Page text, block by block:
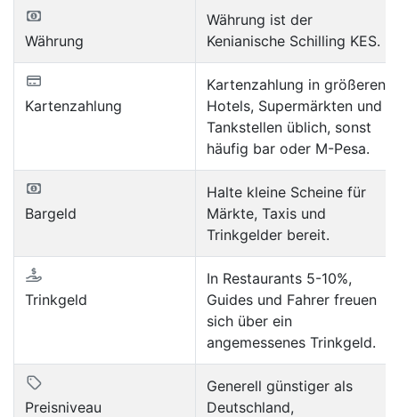
Währung
Währung ist der
Kenianische Schilling KES.
Kartenzahlung
Kartenzahlung in größeren
Hotels, Supermärkten und
Tankstellen üblich, sonst
häufig bar oder M-Pesa.
Bargeld
Halte kleine Scheine für
Märkte, Taxis und
Trinkgelder bereit.
Trinkgeld
In Restaurants 5-10%,
Guides und Fahrer freuen
sich über ein
angemessenes Trinkgeld.
Preisniveau
Generell günstiger als
Deutschland,